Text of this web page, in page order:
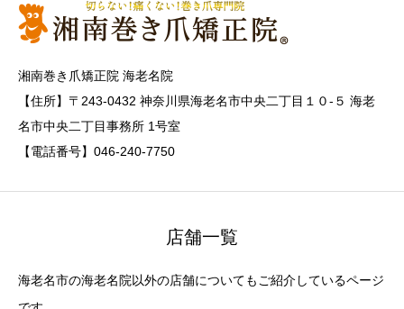
湘南巻き爪矯正院 海老名院
【住所】〒243-0432 神奈川県海老名市中央二丁目１０-５ 海老
名市中央二丁目事務所 1号室
【電話番号】046-240-7750
店舗一覧
海老名市の海老名院以外の店舗についてもご紹介しているページ